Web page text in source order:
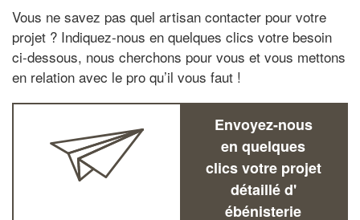
Vous ne savez pas quel artisan contacter pour votre
projet ? Indiquez-nous en quelques clics votre besoin
ci-dessous, nous cherchons pour vous et vous mettons
en relation avec le pro qu’il vous faut !
Envoyez-nous
en quelques
clics votre projet
détaillé d'
ébénisterie